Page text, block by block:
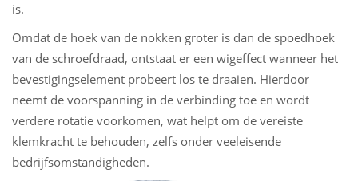
is.
Omdat de hoek van de nokken groter is dan de spoedhoek
van de schroefdraad, ontstaat er een wigeffect wanneer het
bevestigingselement probeert los te draaien. Hierdoor
neemt de voorspanning in de verbinding toe en wordt
verdere rotatie voorkomen, wat helpt om de vereiste
klemkracht te behouden, zelfs onder veeleisende
bedrijfsomstandigheden.